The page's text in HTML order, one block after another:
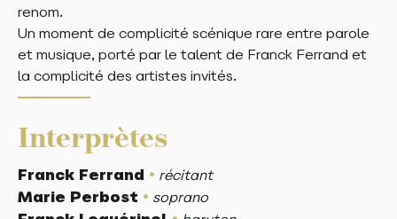
renom.
Un moment de complicité scénique rare entre parole
et musique, porté par le talent de Franck Ferrand et
la complicité des artistes invités.
Interprètes
Franck Ferrand • récitant
Marie Perbost • soprano